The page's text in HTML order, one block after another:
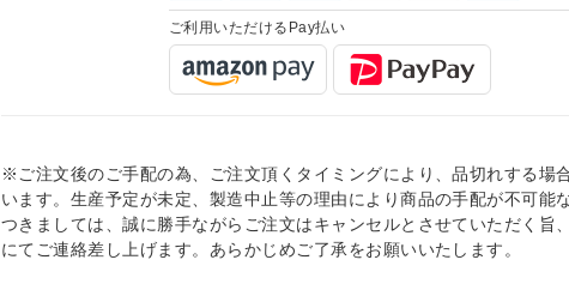
ご利用いただけるPay払い
※ご注文後のご手配の為、ご注文頂くタイミングにより、品切れする場
います。生産予定が未定、製造中止等の理由により商品の手配が不可能
つきましては、誠に勝手ながらご注文はキャンセルとさせていただく旨
にてご連絡差し上げます。あらかじめご了承をお願いいたします。